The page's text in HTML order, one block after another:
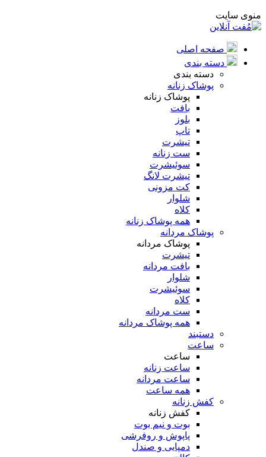
منوی سایت
صفحه اصلی
دسته بندی
دسته بندی
پوشاک زنانه
پوشاک زنانه
بافت
بلوز
تاپ
تیشرت
ست زنانه
سوئیشرت
تیشرت لانگ
کت مزونی
شلوار
کلاه
همه پوشاک زنانه
پوشاک مردانه
پوشاک مردانه
تیشرت
بافت مردانه
شلوار
سوئیشرت
کلاه
ست مردانه
همه پوشاک مردانه
دستبند
ساعت
ساعت
ساعت زنانه
ساعت مردانه
همه ساعت
کفش زنانه
کفش زنانه
بوت و نیم بوت
پاپوش و روفرشی
دمپایی و صندل